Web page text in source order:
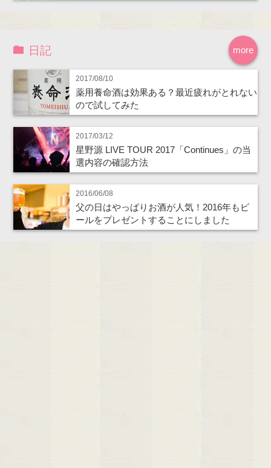
more
日記
2017/08/10
薬用養命酒は効果ある？最近疲れがとれない
ので試してみた
2017/03/12
星野源 LIVE TOUR 2017「Continues」の当
選内容の確認方法
2016/06/08
父の日はやっぱりお酒が人気！2016年もビ
ールをプレゼントすることにしました